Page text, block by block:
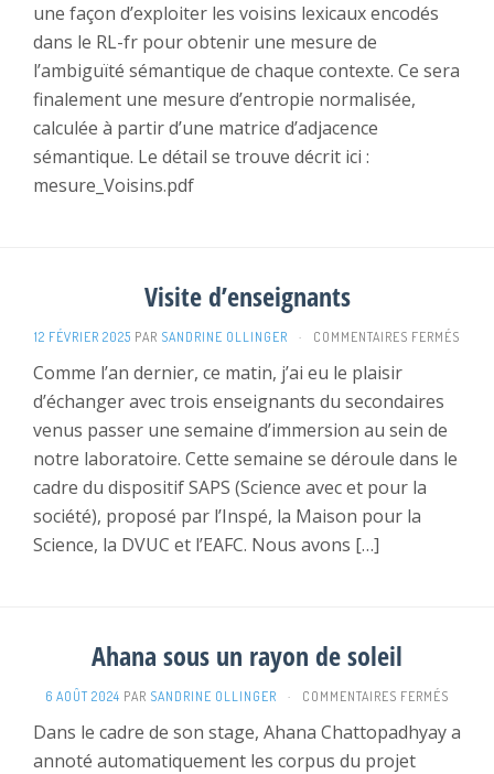
VOISINS
RL-
FR
SUR
LES
CONTEXTES
D’ALUMCOCO
une façon d’exploiter les voisins lexicaux encodés
dans le RL-fr pour obtenir une mesure de
l’ambiguïté sémantique de chaque contexte. Ce sera
finalement une mesure d’entropie normalisée,
calculée à partir d’une matrice d’adjacence
sémantique. Le détail se trouve décrit ici :
mesure_Voisins.pdf
Visite d’enseignants
12 FÉVRIER 2025 PAR SANDRINE OLLINGER · COMMENTAIRES FERMÉS
Comme l’an dernier, ce matin, j’ai eu le plaisir
d’échanger avec trois enseignants du secondaires
venus passer une semaine d’immersion au sein de
notre laboratoire. Cette semaine se déroule dans le
cadre du dispositif SAPS (Science avec et pour la
société), proposé par l’Inspé, la Maison pour la
Science, la DVUC et l’EAFC. Nous avons […]
Ahana sous un rayon de soleil
6 AOÛT 2024 PAR SANDRINE OLLINGER · COMMENTAIRES FERMÉS
SOUS
Dans le cadre de son stage, Ahana Chattopadhyay a
annoté automatiquement les corpus du projet